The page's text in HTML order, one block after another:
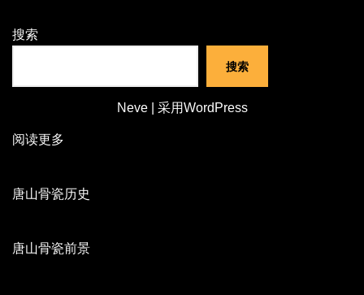
搜索
搜索
Neve| 采用WordPress
阅读更多
唐山骨瓷历史
唐山骨瓷前景